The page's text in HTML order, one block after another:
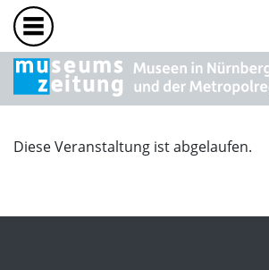
Diese Veranstaltung ist abgelaufen.